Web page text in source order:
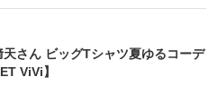
天さん ビッグTシャツ夏ゆるコーデ
ViVi】